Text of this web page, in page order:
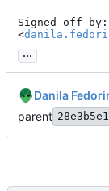
Signed-off-
<
...
Danila
parent